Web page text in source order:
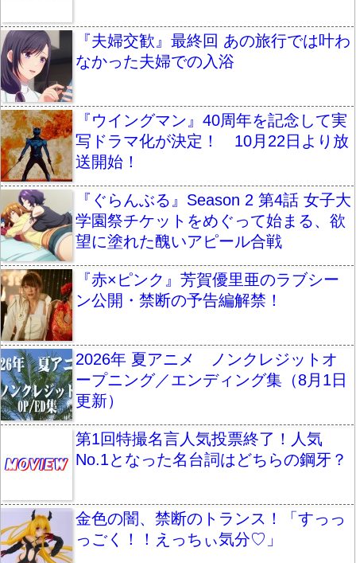
『夫婦交歓』最終回 あの旅行では叶わ
なかった夫婦での入浴
『ウイングマン』40周年を記念して実
写ドラマ化が決定！ 10月22日より放
送開始！
『ぐらんぶる』Season 2 第4話 女子大
学園祭チケットをめぐって始まる、欲
望に塗れた醜いアピール合戦
『赤×ピンク』芳賀優里亜のラブシー
ン公開・禁断の予告編解禁！
2026年 夏アニメ ノンクレジットオ
ープニング／エンディング集（8月1日
更新）
第1回特撮名言人気投票終了！人気
No.1となった名台詞はどちらの鋼牙？
金色の闇、禁断のトランス！「すっっ
っごく！！えっちぃ気分♡」